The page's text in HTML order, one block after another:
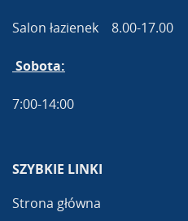
Salon łazienek 8.00-17.00
Sobota:
7:00-14:00
SZYBKIE LINKI
Strona główna